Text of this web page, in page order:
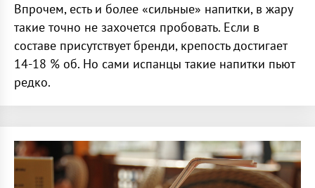
Впрочем, есть и более «сильные» напитки, в жару
такие точно не захочется пробовать. Если в
составе присутствует бренди, крепость достигает
14-18 % об. Но сами испанцы такие напитки пьют
редко.